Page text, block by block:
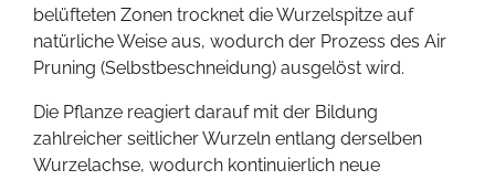
belüfteten Zonen trocknet die Wurzelspitze auf
natürliche Weise aus, wodurch der Prozess des Air
Pruning (Selbstbeschneidung) ausgelöst wird.
Die Pflanze reagiert darauf mit der Bildung
zahlreicher seitlicher Wurzeln entlang derselben
Wurzelachse, wodurch kontinuierlich neue